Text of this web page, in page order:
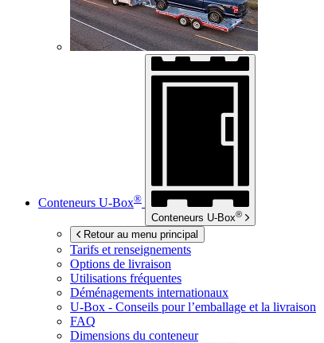
Conteneurs U-Box®
Conteneurs U-Box®
Retour au menu principal
Tarifs et renseignements
Options de livraison
Utilisations fréquentes
Déménagements internationaux
U-Box - Conseils pour l’emballage et la livraison
FAQ
Dimensions du conteneur